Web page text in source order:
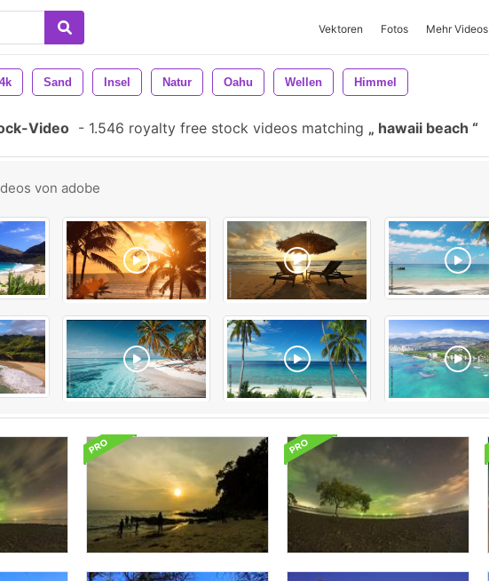
Vektoren Fotos Mehr Videos
4k Sand Insel Natur Oahu Wellen Himmel
Video - 1.546 royalty free stock videos matching hawaii beach
von adobe